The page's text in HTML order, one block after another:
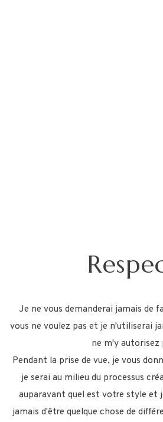
Je ne vous demanderai jamais de
vous ne voulez pas et je n'utiliserai
ne m'y autorisez
Pendant la prise de vue, je vous
je serai au milieu du processus
auparavant quel est votre style et
jamais d'être quelque chose de